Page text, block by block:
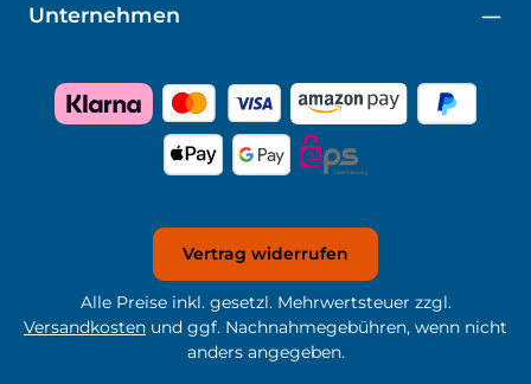
Unternehmen
Vertrag widerrufen
Alle Preise inkl. gesetzl. Mehrwertsteuer zzgl.
Versandkosten und ggf. Nachnahmegebühren, wenn nicht
anders angegeben.